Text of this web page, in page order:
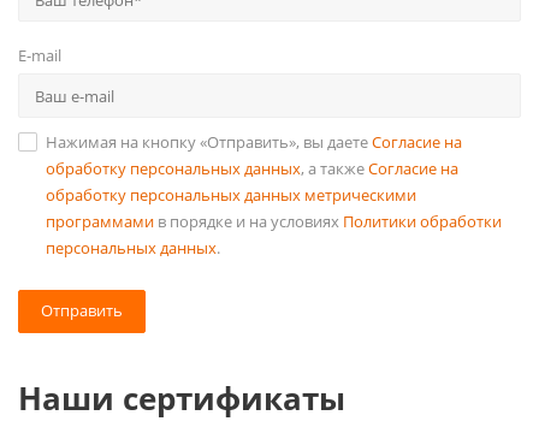
E-mail
Нажимая на кнопку «Отправить», вы даетеСогласие на
обработку персональных данных, а такжеСогласие на
обработку персональных данных метрическими
программами в порядке и на условиях Политики обработки
персональных данных.
Отправить
Наши сертификаты